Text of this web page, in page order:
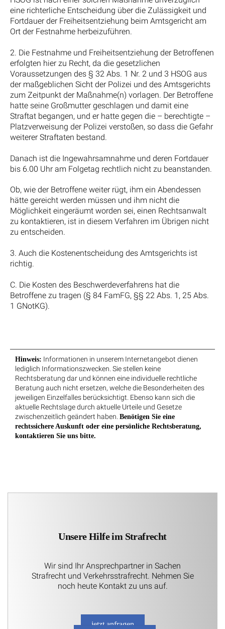
eine richterliche Entscheidung über die Zulässigkeit und
Fortdauer der Freiheitsentziehung beim Amtsgericht am
Ort der Festnahme herbeizuführen.
2. Die Festnahme und Freiheitsentziehung der Betroffenen
erfolgten hier zu Recht, da die gesetzlichen
Voraussetzungen des § 32 Abs. 1 Nr. 2 und 3 HSOG aus
der maßgeblichen Sicht der Polizei und des Amtsgerichts
zum Zeitpunkt der Maßnahme(n) vorlagen. Der Betroffene
hatte seine Großmutter geschlagen und damit eine
Straftat begangen, und er hatte gegen die – berechtigte –
Platzverweisung der Polizei verstoßen, so dass die Gefahr
weiterer Straftaten bestand.
Danach ist die Ingewahrsamnahme und deren Fortdauer
bis 6.00 Uhr am Folgetag rechtlich nicht zu beanstanden.
Ob, wie der Betroffene weiter rügt, ihm ein Abendessen
hätte gereicht werden müssen und ihm nicht die
Möglichkeit eingeräumt worden sei, einen Rechtsanwalt
zu kontaktieren, ist in diesem Verfahren im Übrigen nicht
zu entscheiden.
3. Auch die Kostenentscheidung des Amtsgerichts ist
richtig.
C. Die Kosten des Beschwerdeverfahrens hat die
Betroffene zu tragen (§ 84 FamFG, §§ 22 Abs. 1, 25 Abs.
1 GNotKG).
Hinweis: Informationen in unserem Internetangebot dienen
lediglich Informationszwecken. Sie stellen keine
Rechtsberatung dar und können eine individuelle rechtliche
Beratung auch nicht ersetzen, welche die Besonderheiten des
jeweiligen Einzelfalles berücksichtigt. Ebenso kann sich die
aktuelle Rechtslage durch aktuelle Urteile und Gesetze
zwischenzeitlich geändert haben. Benötigen Sie eine
rechtssichere Auskunft oder eine persönliche Rechtsberatung,
kontaktieren Sie uns bitte.
Unsere Hilfe im Strafrecht
Wir sind Ihr Ansprechpartner in Sachen
Strafrecht und Verkehrsstrafrecht. Nehmen Sie
noch heute Kontakt zu uns auf.
jetzt anfragen